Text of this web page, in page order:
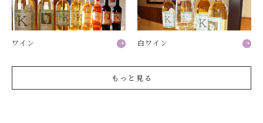
ワイン 白ワイン
もっと見る